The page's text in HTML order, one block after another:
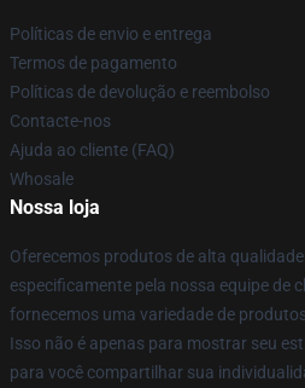
Políticas de envio e entrega
Termos de pagamento
Políticas de devolução e reembolso
Contacte-nos
Ajuda ao cliente (FAQ)
Whosale
Nossa loja
Oferecemos produtos de alta
especificamente pela nossa equipe de
fornecemos uma variedade de
Isso não é apenas para mostrar seu
para você compartilhar sua